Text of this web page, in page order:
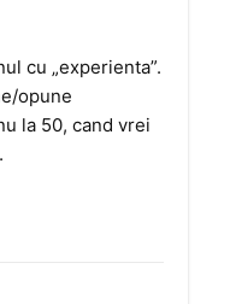
cu „experienta”.
opune
la 50, cand vrei